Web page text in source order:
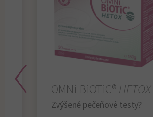
OMNi-BiOTiC®HETOX
Zvýšené pečeňové testy?